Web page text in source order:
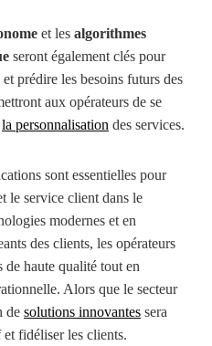
et les algorithmes
seront également clés pour
prédire les besoins futurs des
aux opérateurs de se
la personnalisation des services.
sont essentielles pour
le service client dans le
modernes et en
des clients, les opérateurs
haute qualité tout en
Alors que le secteur
de solutions innovantes sera
fidéliser les clients.